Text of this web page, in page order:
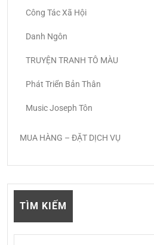
Công Tác Xã Hội
Danh Ngôn
TRUYỆN TRANH TÔ MÀU
Phát Triển Bản Thân
Music Joseph Tôn
MUA HÀNG – ĐẶT DỊCH VỤ
TÌM KIẾM